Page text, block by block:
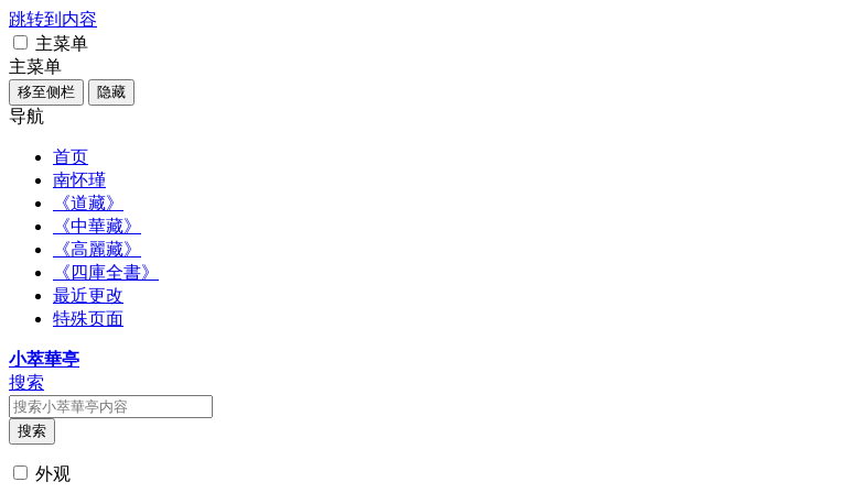
跳转到内容
主菜单
主菜单
移至侧栏 隐藏
导航
首页
南怀瑾
《道藏》
《中華藏》
《高麗藏》
《四庫全書》
最近更改
特殊页面
小萃華亭
搜索
搜索
外观